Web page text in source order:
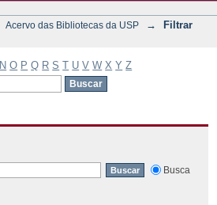
Acervo das Bibliotecas da USP →
Filtrar
N O P Q R S T U V W X Y Z
Busca